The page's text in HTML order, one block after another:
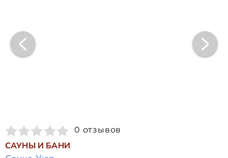
0 отзывов
САУНЫ И БАНИ